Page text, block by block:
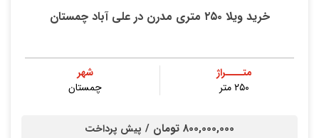
خرید ویلا ۲۵۰ متری مدرن در علی آباد چمستان
متــــراژ
۲۵۰ متر
شهر
چمستان
800,000,000 تومان / پیش پرداخت